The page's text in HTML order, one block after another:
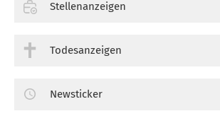
Stellenanzeigen
Todesanzeigen
Newsticker